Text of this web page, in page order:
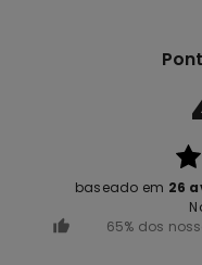
baseado em 26
65% dos